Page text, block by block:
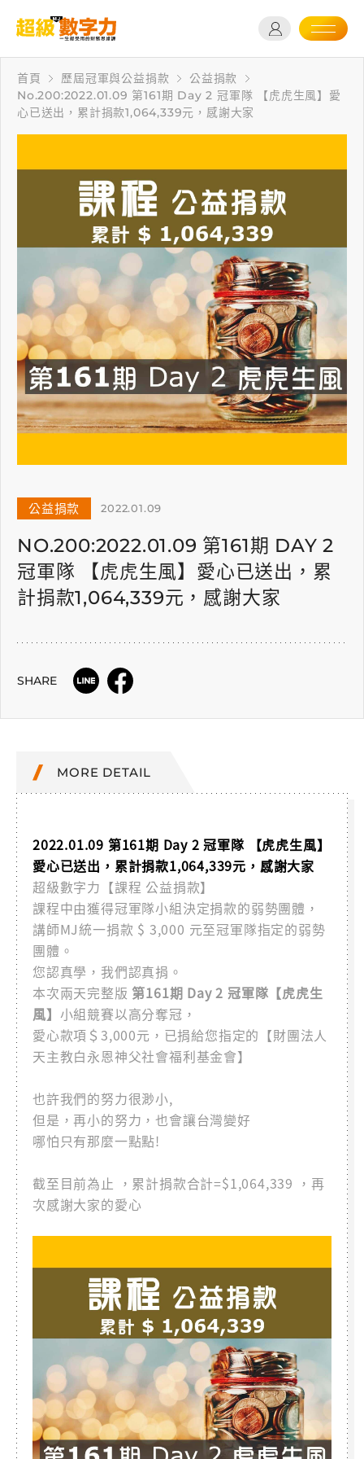
首頁 歷屆冠軍與公益捐款
公益捐款
No.200:2022.01.09 第161期 Day 2 冠軍隊 【虎虎生風】愛
心已送出，累計捐款1,064,339元，感謝大家
公益捐款 2022.01.09
NO.200:2022.01.09 第161期 DAY 2
冠軍隊 【虎虎生風】愛心已送出，累
計捐款1,064,339元，感謝大家
SHARE
MORE DETAIL
2022.01.09 第161期 Day 2 冠軍隊 【虎虎生風】
愛心已送出，累計捐款1,064,339元，感謝大家
超級數字力【課程 公益捐款】
課程中由獲得冠軍隊小組決定捐款的弱勢團體，
講師MJ統一捐款 $ 3,000 元至冠軍隊指定的弱勢
團體。
您認真學，我們認真捐。
本次兩天完整版 第161期 Day 2 冠軍隊【虎虎生
風】 小組競賽以高分奪冠，
愛心款項＄3,000元，已捐給您指定的【財團法人
天主教白永恩神父社會福利基金會】
也許我們的努力很渺小,
但是，再小的努力，也會讓台灣變好
哪怕只有那麼一點點!
截至目前為止 ，累計捐款合計=$1,064,339 ，再
次感謝大家的愛心